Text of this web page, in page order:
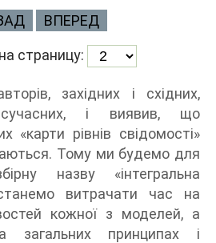
ВПЕРЕД
страницу:
західних і східних,
і виявив, що
«карти рівнів свідомості»
Тому ми будемо для
назву «інтегральна
витрачати час на
кожної з моделей, а
загальних принципах і